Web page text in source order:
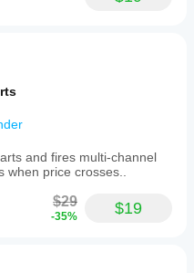
SymbolName,
system
in cBots/Indicators
and fires multi-channel
price crosses..
$29
-35% $19